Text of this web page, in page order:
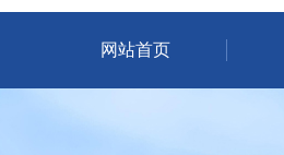
网站首页